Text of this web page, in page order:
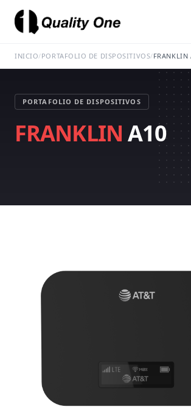
INICIO/PORTAFOLIO DE DISPOSITIVOS/FRANKLIN
PORTAFOLIO DE DISPOSITIVOS
FRANKLIN A10